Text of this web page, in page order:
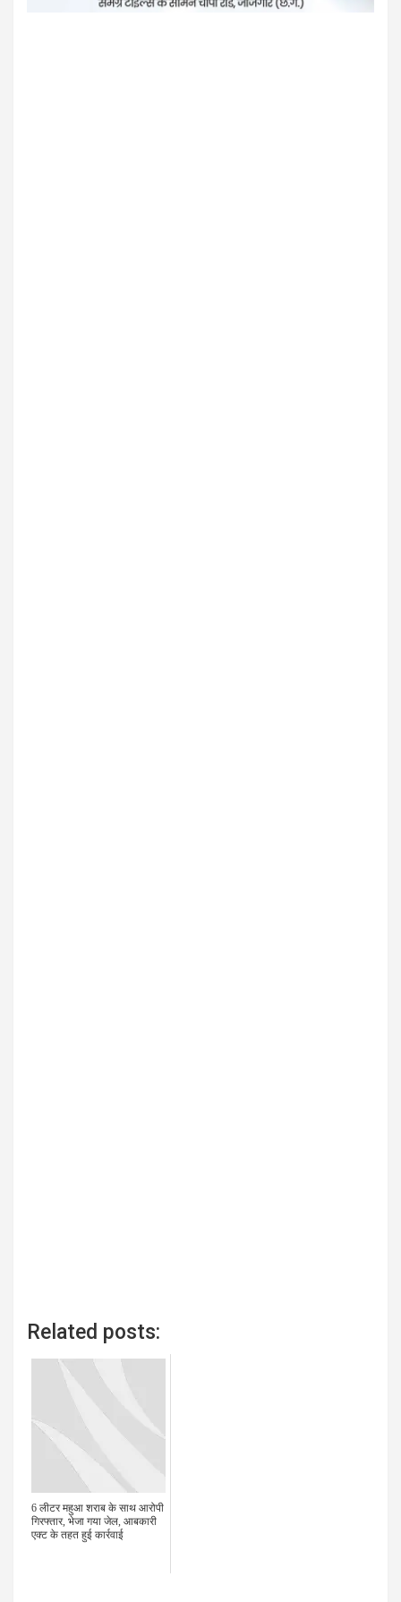
Related posts:
6 लीटर महुआ शराब के साथ आरोपी
गिरफ्तार, भेजा गया जेल, आबकारी
एक्ट के तहत हुई कार्रवाई